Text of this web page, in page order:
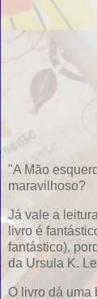
"A Mão
maravilhoso?
Já vale a
livro é
fantástico),
da Ursula K.
O livro dá uma